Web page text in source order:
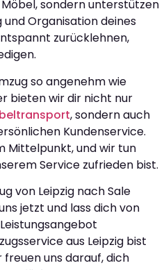
sondern unterstützen
Organisation deines
zurücklehnen,
so angenehm wie
bieten wir dir nicht nur
, sondern auch
Kundenservice.
Mittelpunkt, und wir tun
Service zufrieden bist.
von Leipzig nach Sale
jetzt und lass dich von
aus Leipzig bist
uns darauf, dich